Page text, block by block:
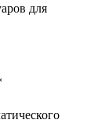
для